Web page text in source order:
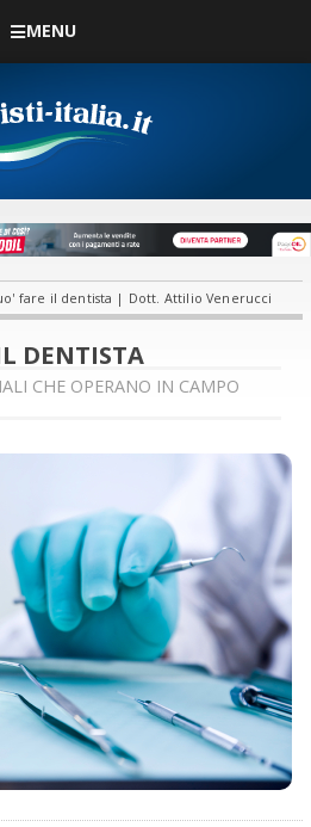
MENU
fare il dentista | Dott. Attilio Venerucci
DENTISTA
CHE OPERANO IN CAMPO